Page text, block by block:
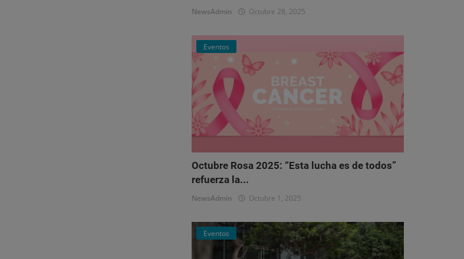
NewsAdmin Octubre 28, 2025
Eventos
Octubre Rosa 2025: “Esta lucha es de todos”
refuerza la...
NewsAdmin Octubre 1, 2025
Eventos